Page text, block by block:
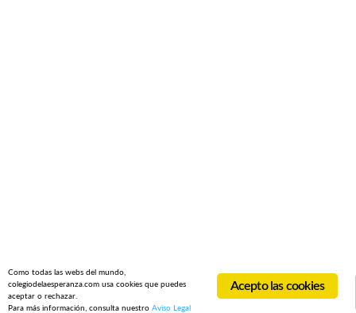
Acepto las cookies
Como todas las webs del mundo,
colegiodelaesperanza.com usa cookies que puedes
aceptar o rechazar.
Para más información, consulta nuestro Aviso Legal